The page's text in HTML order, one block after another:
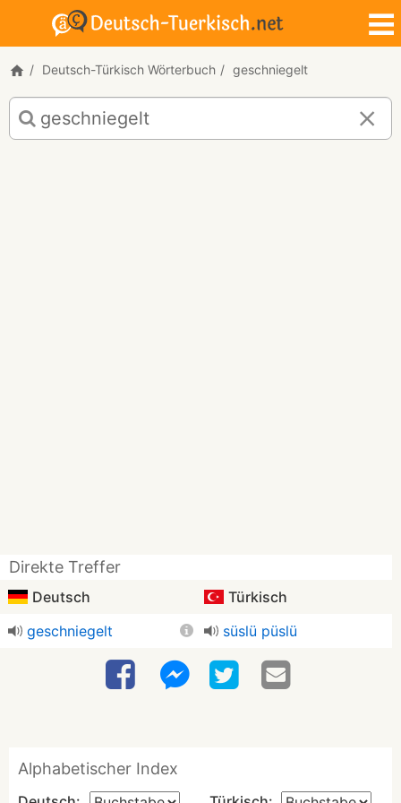
Deutsch-Türkisch Wörterbuch geschniegelt
Deutsch-
Türkisch
Übersetzung
Direkte Treffer
Deutsch
Türkisch
geschniegelt
süslü püslü
Alphabetischer Index